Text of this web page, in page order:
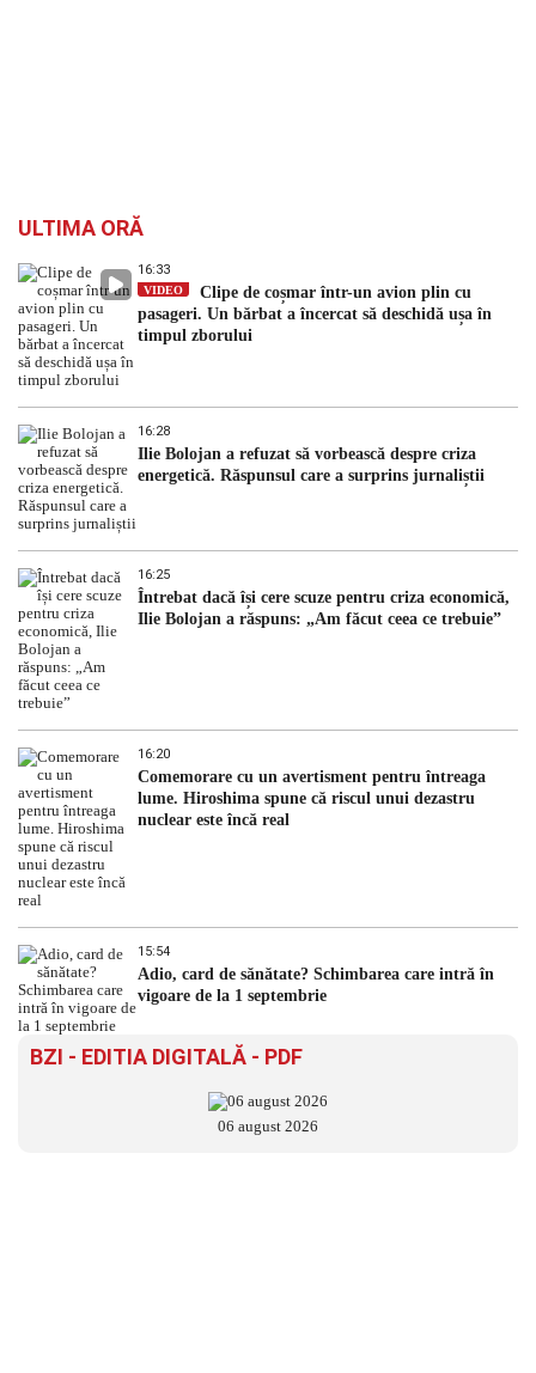
ULTIMA ORĂ
16:33
VIDEO
Clipe de coșmar într-un avion plin cu
pasageri. Un bărbat a încercat să deschidă ușa în
timpul zborului
16:28
Ilie Bolojan a refuzat să vorbească despre criza
energetică. Răspunsul care a surprins jurnaliștii
16:25
Întrebat dacă își cere scuze pentru criza economică,
Ilie Bolojan a răspuns: „Am făcut ceea ce trebuie”
16:20
Comemorare cu un avertisment pentru întreaga
lume. Hiroshima spune că riscul unui dezastru
nuclear este încă real
15:54
Adio, card de sănătate? Schimbarea care intră în
vigoare de la 1 septembrie
BZI - EDITIA DIGITALĂ - PDF
06 august 2026